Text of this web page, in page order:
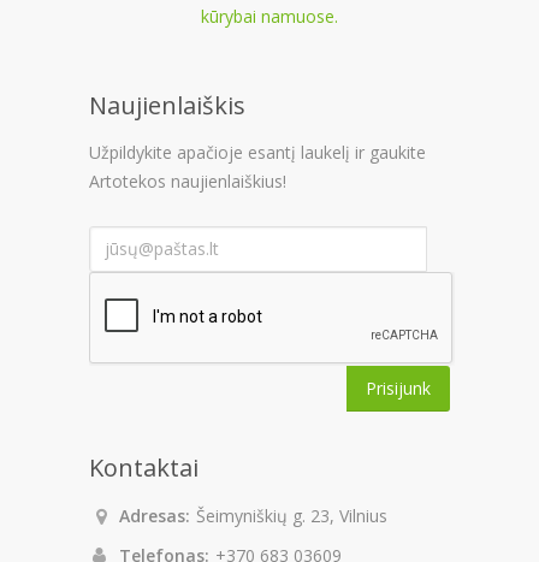
kūrybai namuose.
Naujienlaiškis
Užpildykite apačioje esantį laukelį ir gaukite
Artotekos naujienlaiškius!
Prisijunk
Kontaktai
Adresas: Šeimyniškių g. 23, Vilnius
Telefonas: +370 683 03609